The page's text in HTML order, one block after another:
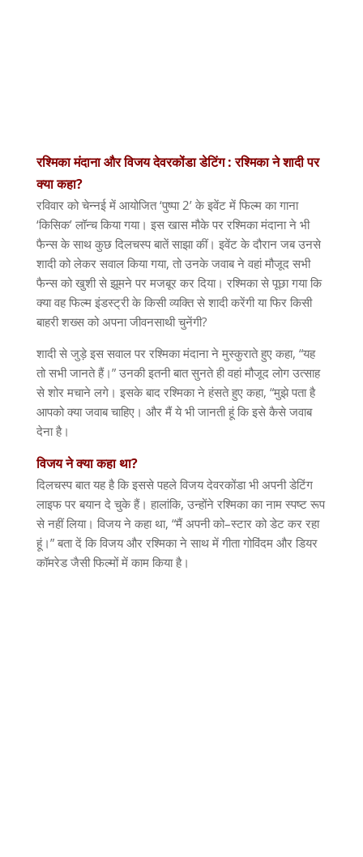
रश्मिकामंदानाऔरविजयदेवरकोंडाडेटिंग :रश्मिकानेशादीपर
क्याकहा?
रविवार को चेन्नई में आयोजित‘पुष्पा2’ के इवेंट में फिल्म का गाना
‘किसिक’ लॉन्च किया गया। इस खास मौके पर रश्मिका मंदाना ने भी
फैन्स के साथ कुछ दिलचस्प बातें साझा कीं। इवेंट के दौरान जब उनसे
शादी को लेकर सवाल किया गया, तो उनके जवाब ने वहां मौजूद सभी
फैन्स को खुशी से झूमने पर मजबूर कर दिया। रश्मिका से पूछा गया कि
क्या वह फिल्म इंडस्ट्री के किसी व्यक्ति से शादी करेंगी या फिर किसी
बाहरी शख्स को अपना जीवनसाथी चुनेंगी?
शादी से जुड़े इस सवाल पर रश्मिका मंदाना ने मुस्कुराते हुए कहा, “यह
तो सभी जानते हैं।” उनकी इतनी बात सुनते ही वहां मौजूद लोग उत्साह
से शोर मचाने लगे। इसके बाद रश्मिका ने हंसते हुए कहा, “मुझे पता है
आपको क्या जवाब चाहिए। और मैं ये भी जानती हूं कि इसे कैसे जवाब
देना है।
विजयनेक्याकहाथा?
दिलचस्प बात यह है कि इससे पहले विजय देवरकोंडा भी अपनी डेटिंग
लाइफ पर बयान दे चुके हैं। हालांकि, उन्होंने रश्मिका का नाम स्पष्ट रूप
से नहीं लिया। विजय ने कहा था, “मैं अपनी को–स्टार को डेट कर रहा
हूं।” बता दें कि विजय और रश्मिका ने साथ में गीता गोविंदम और डियर
कॉमरेड जैसी फिल्मों में काम किया है।